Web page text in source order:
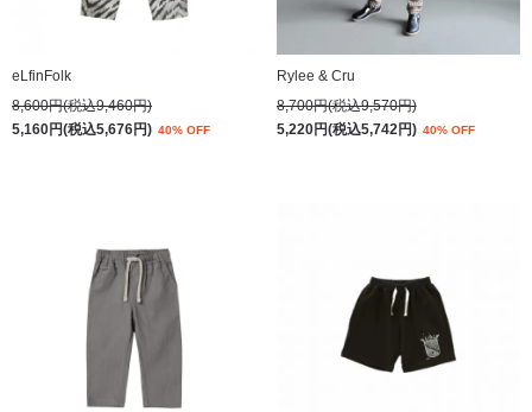
eLfinFolk
8,600円(税込9,460円)
5,160円(税込5,676円) 40% OFF
Rylee & Cru
8,700円(税込9,570円)
5,220円(税込5,742円) 40% OFF